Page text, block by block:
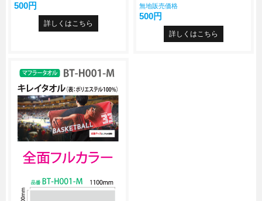
500円
詳しくはこちら
無地販売価格
500円
詳しくはこちら